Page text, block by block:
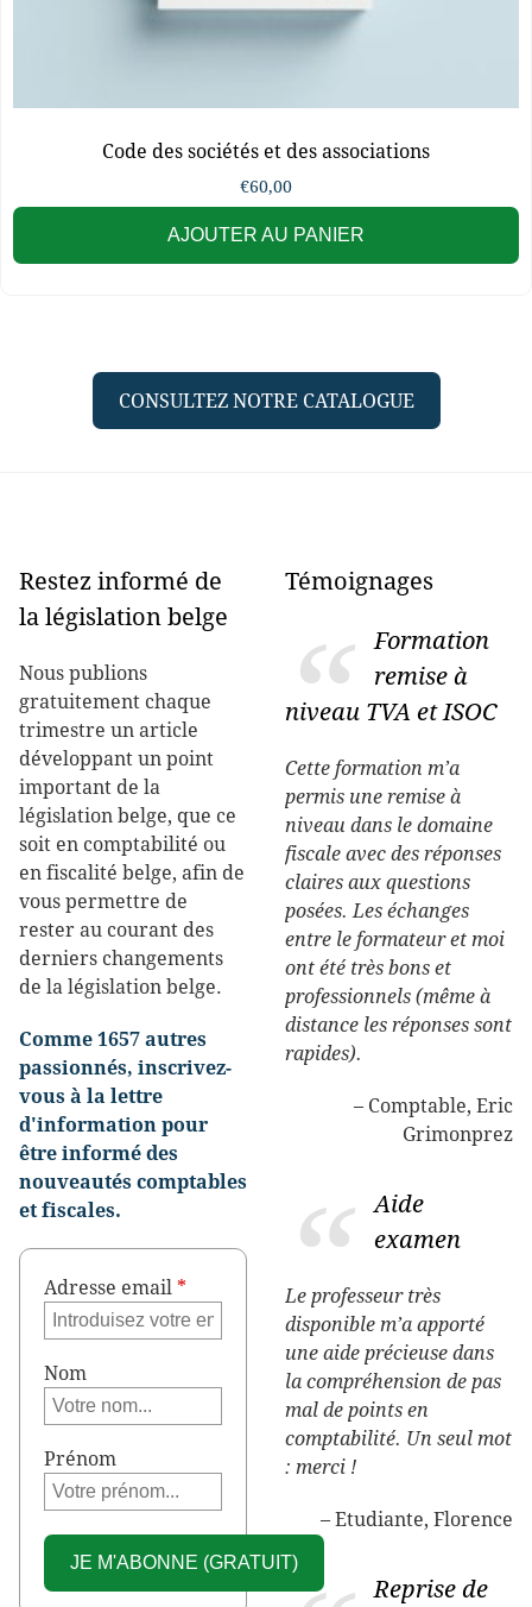
Code des sociétés et des associations
€60,00
AJOUTER AU PANIER
CONSULTEZ NOTRE CATALOGUE
Restez informé de
la législation belge
Nous publions
gratuitement chaque
trimestre un article
développant un point
important de la
législation belge, que ce
soit en comptabilité ou
en fiscalité belge, afin de
vous permettre de
rester au courant des
derniers changements
de la législation belge.
Comme 1657 autres
passionnés, inscrivez-
vous à la lettre
d'information pour
être informé des
nouveautés comptables
et fiscales.
Adresse email *
Nom
Prénom
Témoignages
Formation
remise à
niveau TVA et ISOC
Cette formation m’a
permis une remise à
niveau dans le domaine
fiscale avec des réponses
claires aux questions
posées. Les échanges
entre le formateur et moi
ont été très bons et
professionnels (même à
distance les réponses sont
rapides).
Comptable Eric
Grimonprez
Aide
examen
Le professeur très
disponible m’a apporté
une aide précieuse dans
la compréhension de pas
mal de points en
comptabilité. Un seul mot
: merci !
Etudiante Florence
Reprise de